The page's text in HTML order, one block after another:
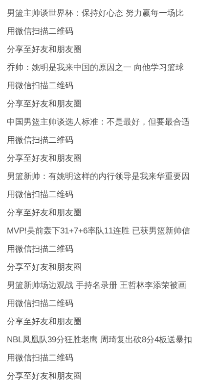
男篮主帅谈世界杯：保持好心态 努力赢每一场比
用微信扫描二维码
分享至好友和朋友圈
乔帅：姚明是我来中国的原因之一 向他学习篮球
用微信扫描二维码
分享至好友和朋友圈
中国男篮主帅谈选人标准：不是最好，但要最合适
用微信扫描二维码
分享至好友和朋友圈
男篮新帅：有姚明这样的内行领导是我来华重要因
用微信扫描二维码
分享至好友和朋友圈
MVP!吴前轰下31+7+6率队11连胜 已获男篮新帅信
用微信扫描二维码
分享至好友和朋友圈
男篮新帅场边观战 手持名录册 王哲林李添荣被画
用微信扫描二维码
分享至好友和朋友圈
NBL凤凰队39分狂胜老鹰 周琦复出砍8分4板送暴扣
用微信扫描二维码
分享至好友和朋友圈